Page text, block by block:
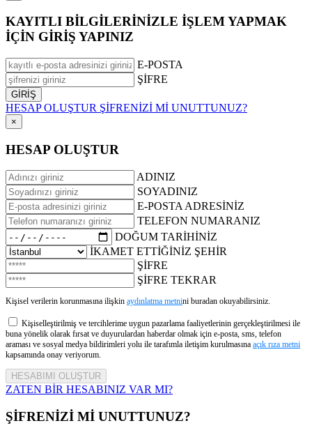
KAYITLI BİLGİLERİNİZLE İŞLEM YAPMAK
İÇİN GİRİŞ YAPINIZ
E-POSTA
ŞİFRE
HESAP OLUŞTUR ŞİFRENİZİ Mİ UNUTTUNUZ?
×
HESAP OLUŞTUR
ADINIZ
SOYADINIZ
E-POSTA ADRESİNİZ
TELEFON NUMARANIZ
DOĞUM TARİHİNİZ
İKAMET ETTİĞİNİZ ŞEHİR
ŞİFRE
ŞİFRE TEKRAR
Kişisel verilerin korunmasına ilişkin aydınlatma metnini buradan okuyabilirsiniz.
Kişiselleştirilmiş ve tercihlerime uygun pazarlama faaliyetlerinin gerçekleştirilmesi ile
buna yönelik olarak fırsat ve duyurulardan haberdar olmak için e-posta, sms, telefon
araması ve sosyal medya bildirimleri yolu ile tarafımla iletişim kurulmasına açık rıza metni
kapsamında onay veriyorum.
ZATEN BİR HESABINIZ VAR MI?
ŞİFRENİZİ Mİ UNUTTUNUZ?